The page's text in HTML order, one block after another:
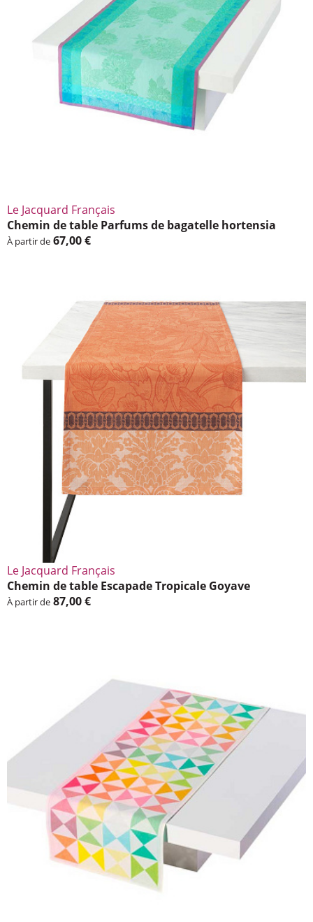
Le Jacquard Français
Chemin de table Parfums de baga­telle horten­sia
À partir de 67,00 €
Le Jacquard Français
Chemin de table Esca­pade Tropi­cale Goyave
À partir de 87,00 €